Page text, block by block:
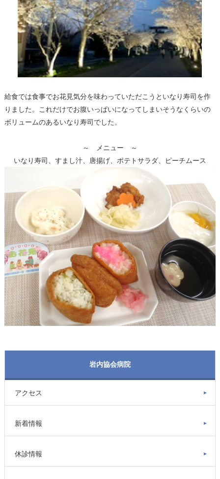
岩内協会病院
アクセス
新着情報
休診情報
給食では食事でお花見気分を味わっていただこうといなり寿司を作
りました。これだけでお腹いっぱいになってしまいそうなくらいの
ボリュームのあるいなり寿司でした。
～ メニュー ～
いなり寿司、すまし汁、唐揚げ、ポテトサラダ、ピーチムース